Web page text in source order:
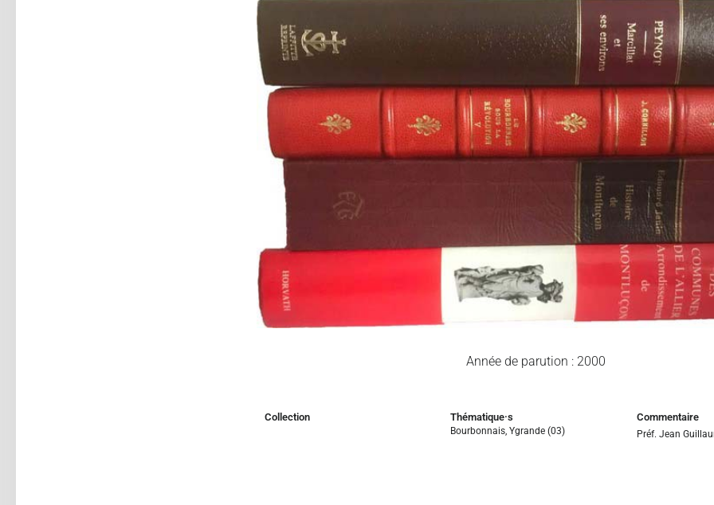
Année de parution : 2000
Collection Thématique·s
Bourbonnais ,Ygrande (03)
Commentaire
Préf. Jean